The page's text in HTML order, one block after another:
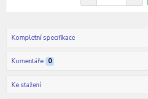
Kompletní specifikace
Komentáře 0
Ke stažení